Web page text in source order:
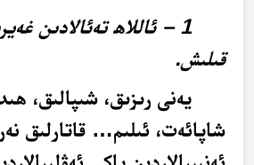
1 – ئاللاھ تەئالادىن
قىلىش.
يەنى رىزىق، شىپالىق،
شاپائەت، ئىلىم… قاتارلىق